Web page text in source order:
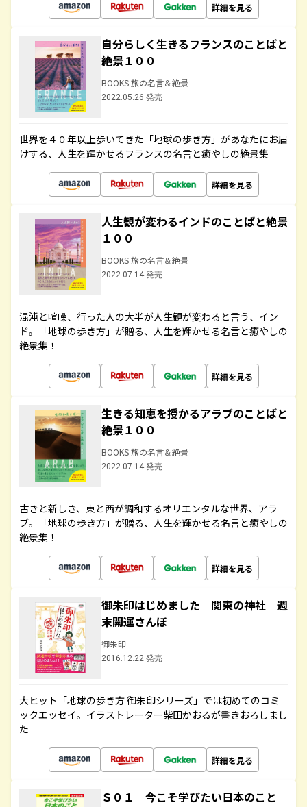
詳細を見る
自分らしく生きるフランスのことばと
絶景１００
BOOKS 旅の名言＆絶景
2022.05.26 発売
世界を４０年以上歩いてきた「地球の歩き方」があなたにお届
けする、人生を輝かせるフランスの名言と癒やしの絶景集
詳細を見る
人生観が変わるインドのことばと絶景
１００
BOOKS 旅の名言＆絶景
2022.07.14 発売
混沌と喧噪、行った人の大半が人生観が変わると言う、イン
ド。「地球の歩き方」が贈る、人生を輝かせる名言と癒やしの
絶景集！
詳細を見る
生きる知恵を授かるアラブのことばと
絶景１００
BOOKS 旅の名言＆絶景
2022.07.14 発売
古きと新しき、東と西が調和するオリエンタルな世界、アラ
ブ。「地球の歩き方」が贈る、人生を輝かせる名言と癒やしの
絶景集！
詳細を見る
御朱印はじめました 関東の神社 週
末開運さんぽ
御朱印
2016.12.22 発売
大ヒット「地球の歩き方 御朱印シリーズ」では初めてのコミ
ックエッセイ。イラストレーター柴田かおるが書きおろしまし
た
詳細を見る
Ｓ０１ 今こそ学びたい日本のこと